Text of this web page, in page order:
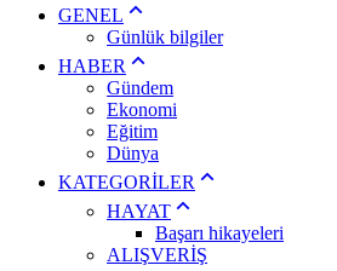
GENEL
Günlük bilgiler
HABER
Gündem
Ekonomi
Eğitim
Dünya
KATEGORİLER
HAYAT
Başarı hikayeleri
ALIŞVERİŞ